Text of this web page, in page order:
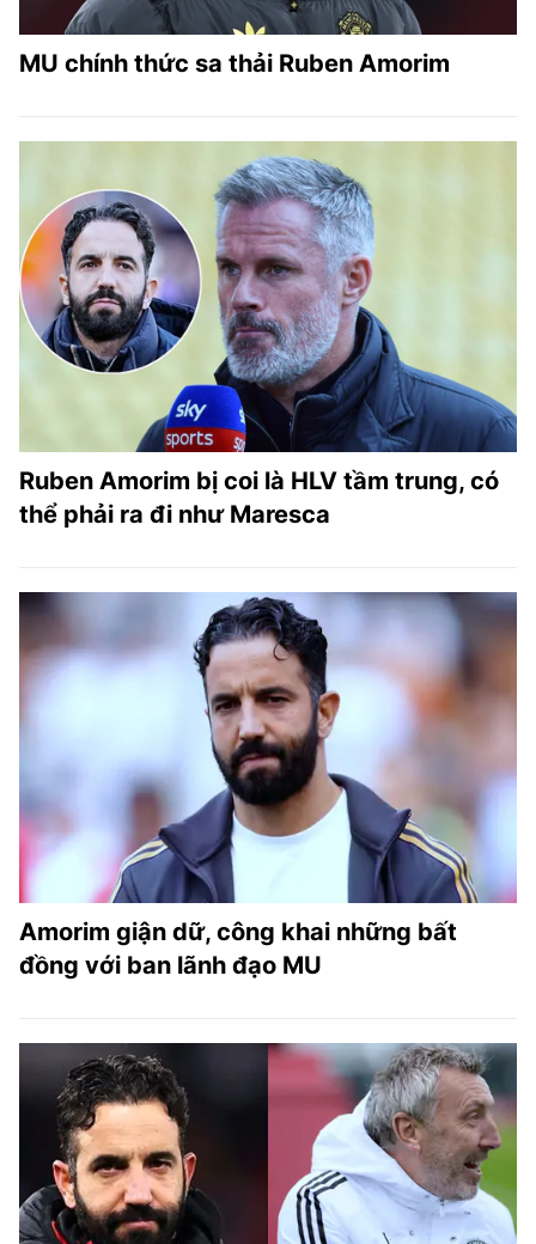
MU chính thức sa thải Ruben Amorim
Ruben Amorim bị coi là HLV tầm trung, có
thể phải ra đi như Maresca
Amorim giận dữ, công khai những bất
đồng với ban lãnh đạo MU